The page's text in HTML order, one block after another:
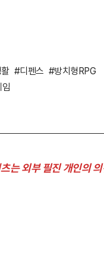
#디펜스 #방치형RPG
는 외부 필진 개인의